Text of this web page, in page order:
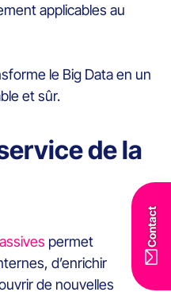
Contact
applicables au
le Big Data en un
et sûr.
de la
permet
d’enrichir
de nouvelles